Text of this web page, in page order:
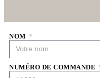
NOM
NUMÉRO DE COMMANDE